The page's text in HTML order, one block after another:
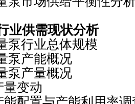
业供需现状分析
行业总体规模
产能概况
产量概况
动